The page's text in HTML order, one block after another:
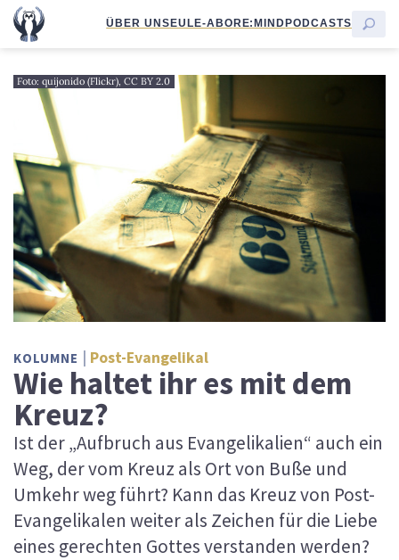
ÜBER UNSEULE-ABORE:MINDPODCASTS
Foto: quijonido (Flickr), CC BY 2.0
KOLUMNE Post-Evangelikal
Wie haltet ihr es mit dem
Kreuz?
Ist der „Aufbruch aus Evangelikalien“ auch ein
Weg, der vom Kreuz als Ort von Buße und
Umkehr weg führt? Kann das Kreuz von Post-
Evangelikalen weiter als Zeichen für die Liebe
eines gerechten Gottes verstanden werden?